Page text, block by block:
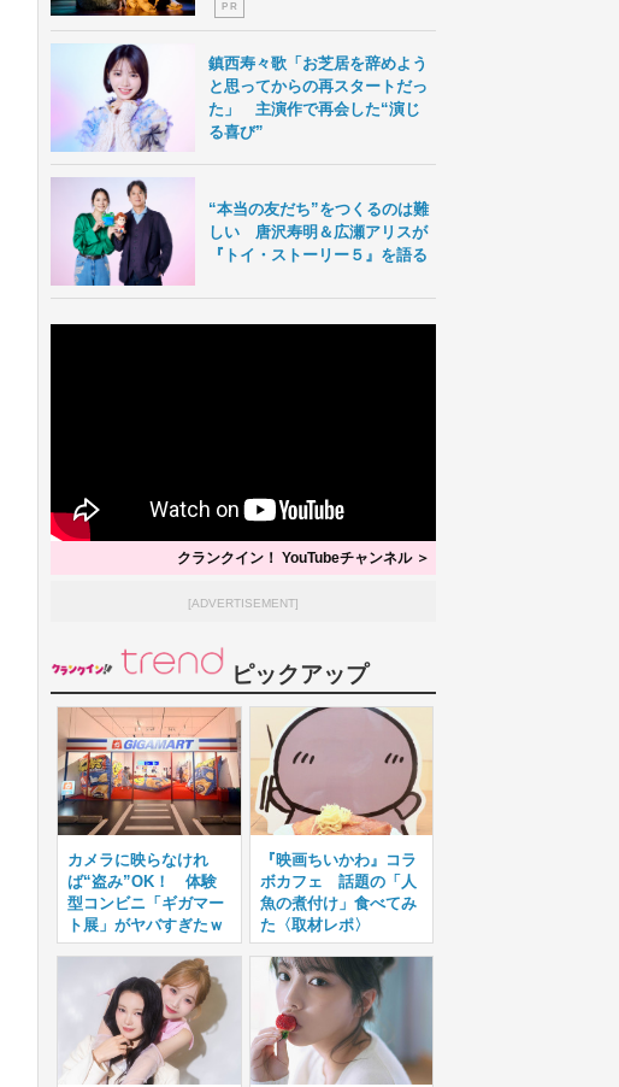
P R
鎮西寿々歌「お芝居を辞めよう
と思ってからの再スタートだっ
た」 主演作で再会した“演じ
る喜び”
“本当の友だち”をつくるのは難
しい 唐沢寿明＆広瀬アリスが
『トイ・ストーリー５』を語る
クランクイン！ YouTubeチャンネル ＞
[ADVERTISEMENT]
ピックアップ
カメラに映らなけれ
ば“盗み”OK！ 体験
型コンビニ「ギガマー
ト展」がヤバすぎたｗ
『映画ちいかわ』コラ
ボカフェ 話題の「人
魚の煮付け」食べてみ
た〈取材レポ〉